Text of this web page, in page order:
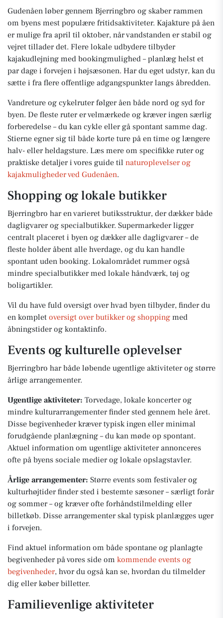
Gudenåen løber gennem Bjerringbro og skaber rammen
om byens mest populære fritidsaktiviteter. Kajakture på åen
er mulige fra april til oktober, når vandstanden er stabil og
vejret tillader det. Flere lokale udbydere tilbyder
kajakudlejning med bookingmulighed – planlæg helst et
par dage i forvejen i højsæsonen. Har du eget udstyr, kan du
sætte i fra flere offentlige adgangspunkter langs åbredden.
Vandreture og cykelruter følger åen både nord og syd for
byen. De fleste ruter er velmærkede og kræver ingen særlig
forberedelse – du kan cykle eller gå spontant samme dag.
Stierne egner sig til både korte ture på en time og længere
halv- eller heldagsture. Læs mere om specifikke ruter og
praktiske detaljer i vores guide til naturoplevelser og
kajakmuligheder ved Gudenåen.
Shopping og lokale butikker
Bjerringbro har en varieret butiksstruktur, der dækker både
dagligvarer og specialbutikker. Supermarkeder ligger
centralt placeret i byen og dækker alle dagligvarer – de
fleste holder åbent alle hverdage, og du kan handle
spontant uden booking. Lokalområdet rummer også
mindre specialbutikker med lokale håndværk, tøj og
boligartikler.
Vil du have fuld oversigt over hvad byen tilbyder, finder du
en komplet oversigt over butikker og shopping med
åbningstider og kontaktinfo.
Events og kulturelle oplevelser
Bjerringbro har både løbende ugentlige aktiviteter og større
årlige arrangementer.
Ugentlige aktiviteter: Torvedage, lokale koncerter og
mindre kulturarrangementer finder sted gennem hele året.
Disse begivenheder kræver typisk ingen eller minimal
forudgående planlægning – du kan møde op spontant.
Aktuel information om ugentlige aktiviteter annonceres
ofte på byens sociale medier og lokale opslagstavler.
Årlige arrangementer: Større events som festivaler og
kulturhøjtider finder sted i bestemte sæsoner – særligt forår
og sommer – og kræver ofte forhåndstilmelding eller
billetkøb. Disse arrangementer skal typisk planlægges uger
i forvejen.
Find aktuel information om både spontane og planlagte
begivenheder på vores side om kommende events og
begivenheder, hvor du også kan se, hvordan du tilmelder
dig eller køber billetter.
Familievenlige aktiviteter